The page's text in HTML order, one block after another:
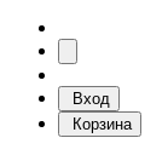
Вход
Корзина